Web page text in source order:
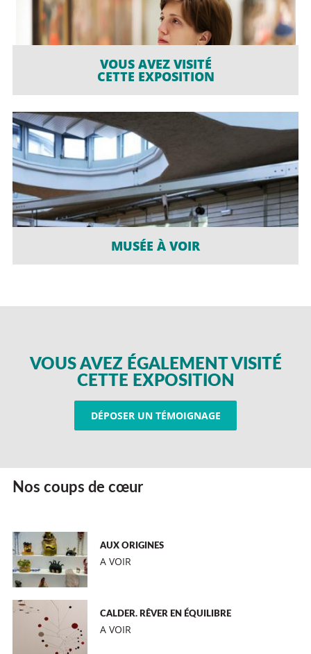
VOUS AVEZ VISITÉ
CETTE EXPOSITION
MUSÉE À VOIR
VOUS AVEZ ÉGALEMENT VISITÉ
CETTE EXPOSITION
DÉPOSER UN TÉMOIGNAGE
Nos coups de cœur
AUX ORIGINES
A VOIR
CALDER. RÊVER EN ÉQUILIBRE
A VOIR